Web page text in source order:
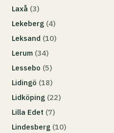
Laxå (3)
Lekeberg (4)
Leksand (10)
Lerum (34)
Lessebo (5)
Lidingö (18)
Lidköping (22)
Lilla Edet (7)
Lindesberg (10)